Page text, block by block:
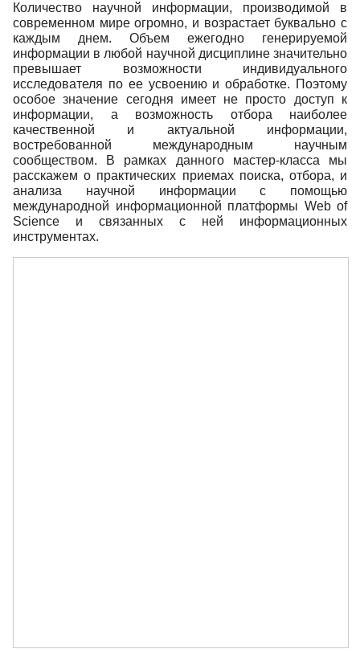
Количество научной информации, производимой в
современном мире огромно, и возрастает буквально с
каждым днем. Объем ежегодно генерируемой
информации в любой научной дисциплине значительно
превышает возможности индивидуального
исследователя по ее усвоению и обработке. Поэтому
особое значение сегодня имеет не просто доступ к
информации, а возможность отбора наиболее
качественной и актуальной информации,
востребованной международным научным
сообществом. В рамках данного мастер-класса мы
расскажем о практических приемах поиска, отбора, и
анализа научной информации с помощью
международной информационной платформы Web of
Science и связанных с ней информационных
инструментах.